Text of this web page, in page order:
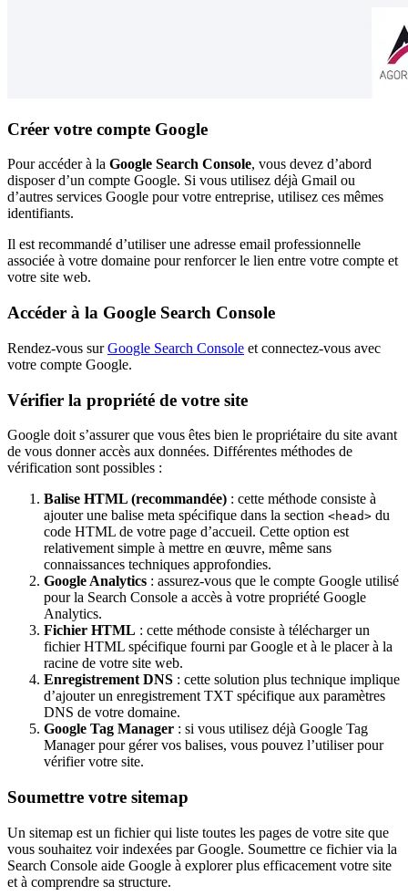
Créer votre compte Google
Pour accéder à la Google Search Console, vous devez d’abord
disposer d’un compte Google. Si vous utilisez déjà Gmail ou
d’autres services Google pour votre entreprise, utilisez ces mêmes
identifiants.
Il est recommandé d’utiliser une adresse email professionnelle
associée à votre domaine pour renforcer le lien entre votre compte et
votre site web.
Accéder à la Google Search Console
Rendez-vous surGoogle Search Console et connectez-vous avec
votre compte Google.
Vérifier la propriété de votre site
Google doit s’assurer que vous êtes bien le propriétaire du site avant
de vous donner accès aux données. Différentes méthodes de
vérification sont possibles :
Balise HTML (recommandée) : cette méthode consiste à
ajouter une balise meta spécifique dans la section <head> du
code HTML de votre page d’accueil. Cette option est
relativement simple à mettre en œuvre, même sans
connaissances techniques approfondies.
Google Analytics : assurez-vous que le compte Google utilisé
pour la Search Console a accès à votre propriété Google
Analytics.
Fichier HTML : cette méthode consiste à télécharger un
fichier HTML spécifique fourni par Google et à le placer à la
racine de votre site web.
Enregistrement DNS : cette solution plus technique implique
d’ajouter un enregistrement TXT spécifique aux paramètres
DNS de votre domaine.
Google Tag Manager : si vous utilisez déjà Google Tag
Manager pour gérer vos balises, vous pouvez l’utiliser pour
vérifier votre site.
Soumettre votre sitemap
Un sitemap est un fichier qui liste toutes les pages de votre site que
vous souhaitez voir indexées par Google. Soumettre ce fichier via la
Search Console aide Google à explorer plus efficacement votre site
et à comprendre sa structure.